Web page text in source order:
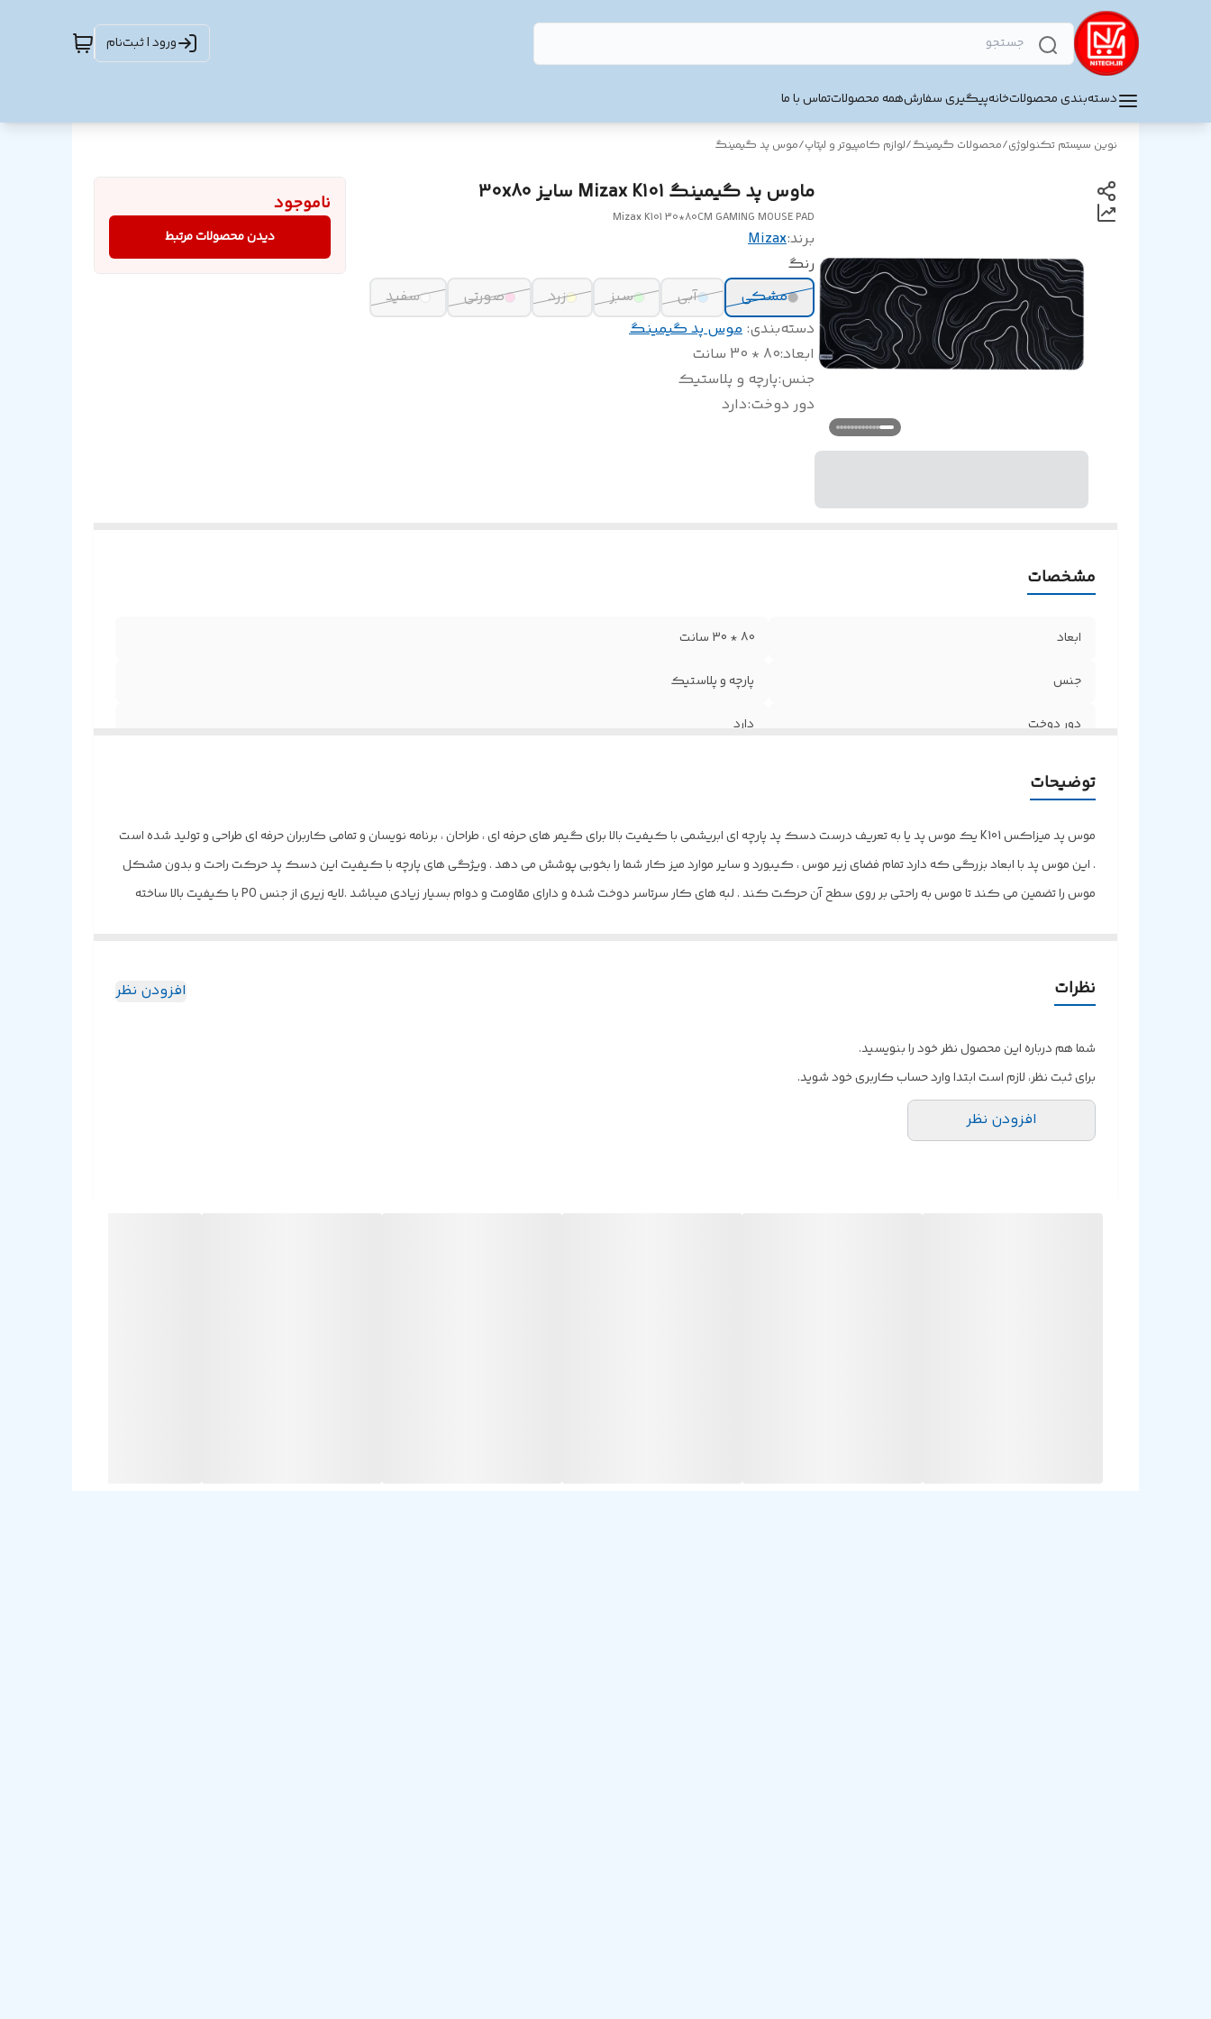
ورود | ثبت‌نام
دسته‌بندی محصولاتخانهپیگیری سفارشهمه محصولاتتماس با ما
نوین سیستم تکنولوژی/محصولات گیمینگ/لوازم کامپیوتر و لپتاپ/موس پد گیمینگ
ماوس پد گیمینگ Mizax K101 سایز 30x80
Mizax K101 30*80CM GAMING MOUSE PAD
برند:Mizax
رنگ
مشکی
آبی سبز زرد صورتی
سفید
دسته‌بندی: موس پد گیمینگ
ابعاد:80 * 30 سانت
جنس:پارچه و پلاستیک
دور دوخت:دارد
ناموجود
دیدن محصولات مرتبط
مشخصات
ابعاد 80 * 30 سانت
جنس پارچه و پلاستیک
دور دوخت دارد
توضیحات
موس پد میزاکس K101 یک موس پد یا به تعریف درست دسک پد پارچه ای ابریشمی با کیفیت بالا برای گیمر های حرفه ای ، طراحان ، برنامه نویسان و تمامی کاربران حرفه ای طراحی و تولید شده است
. این موس پد با ابعاد بزرگی که دارد تمام فضای زیر موس ، کیبورد و سایر موارد میز کار شما را بخوبی پوشش می دهد . ویژگی های پارچه با کیفیت این دسک پد حرکت راحت و بدون مشکل
موس را تضمین می کند تا موس به راحتی بر روی سطح آن حرکت کند . لبه های کار سرتاسر دوخت شده و دارای مقاومت و دوام بسیار زیادی میباشد .لایه زیری از جنس PO با کیفیت بالا ساخته
نظرات افزودن نظر
شما هم درباره این محصول نظر خود را بنویسید.
برای ثبت نظر، لازم است ابتدا وارد حساب کاربری خود شوید.
افزودن نظر